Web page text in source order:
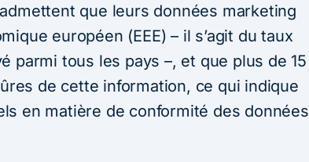
que leurs données marketing
européen (EEE) – il s’agit du taux
parmi tous les pays –, et que plus de 15
de cette information, ce qui indique
en matière de conformité des données